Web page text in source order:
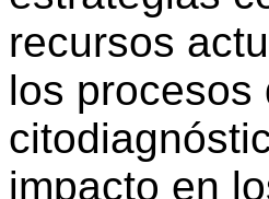
recursos
los procesos
impacto en